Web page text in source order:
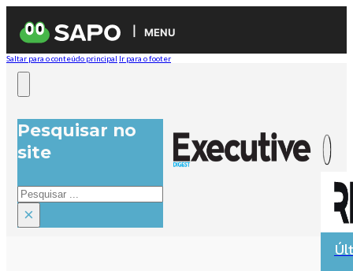
MENU
Saltar para o conteúdo principal Ir para o footer
Pesquisar no
site
Pesquisar
×